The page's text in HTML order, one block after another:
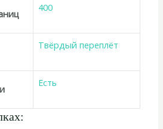
400
Твёрдый переплёт
Есть